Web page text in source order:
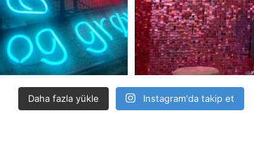
Daha fazla yükle Instagram'da takip et